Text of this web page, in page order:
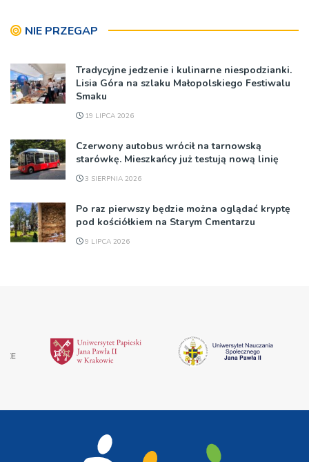
NIE PRZEGAP
Tradycyjne jedzenie i kulinarne niespodzianki.
Lisia Góra na szlaku Małopolskiego Festiwalu
Smaku
19 LIPCA 2026
Czerwony autobus wrócił na tarnowską
starówkę. Mieszkańcy już testują nową linię
3 SIERPNIA 2026
Po raz pierwszy będzie można oglądać kryptę
pod kościółkiem na Starym Cmentarzu
9 LIPCA 2026